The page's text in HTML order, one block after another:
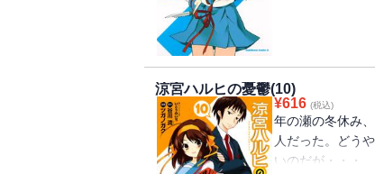
涼宮ハルヒの憂鬱(10)
¥616 (税込)
年の瀬の冬休み
人だった。どう
いのだが・・・